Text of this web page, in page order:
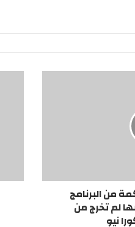
من البرنامج
لم تخرج من
نيو